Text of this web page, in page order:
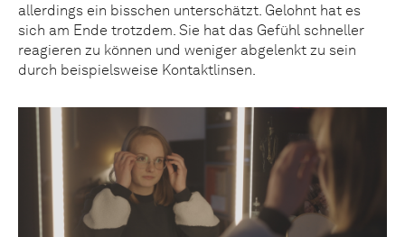
allerdings ein bisschen unterschätzt. Gelohnt hat es
sich am Ende trotzdem. Sie hat das Gefühl schneller
reagieren zu können und weniger abgelenkt zu sein
durch beispielsweise Kontaktlinsen.